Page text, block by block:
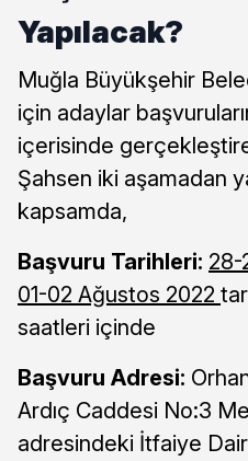
Yapılacak?
Muğla Büyükşehir
için adaylar
içerisinde
Şahsen iki aşamadan
kapsamda,
Başvuru Tarihleri: 28-
01-02 Ağustos 2022
saatleri içinde
Başvuru Adresi:
Ardıç Caddesi No:3
adresindeki İtfaiye